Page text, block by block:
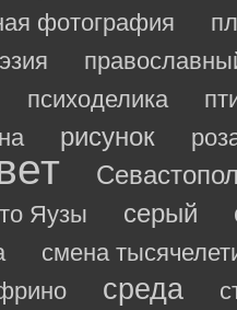
фотография
психоделика
рисунок
Яузы серый
смена
среда